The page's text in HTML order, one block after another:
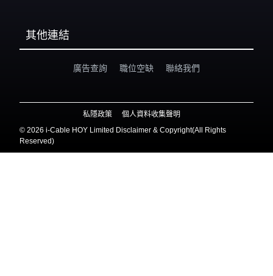
其他連結
廣告查詢 職位空缺 聯絡我們
私隱政策
個人資料收集聲明
© 2026 i-Cable HOY Limited Disclaimer & Copyright(All Rights
Reserved)